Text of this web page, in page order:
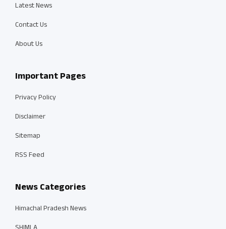
Latest News
Contact Us
About Us
Important Pages
Privacy Policy
Disclaimer
Sitemap
RSS Feed
News Categories
Himachal Pradesh News